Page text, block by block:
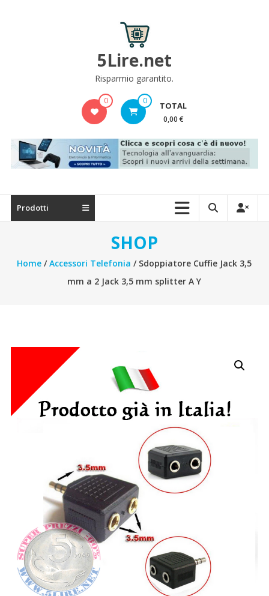
5Lire.net
Risparmio garantito.
0 0 TOTAL
0,00 €
Prodotti
SHOP
Home /Accessori Telefonia / Sdoppiatore Cuffie Jack 3,5
mm a 2 Jack 3,5 mm splitter A Y